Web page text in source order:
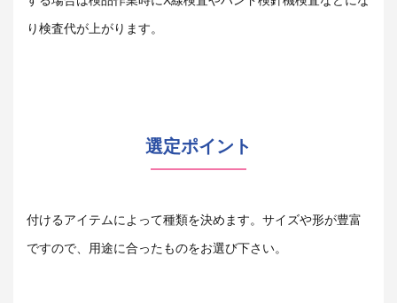
り検査代が上がります。
選定ポイント
付けるアイテムによって種類を決めます。サイズや形が豊富
ですので、用途に合ったものをお選び下さい。